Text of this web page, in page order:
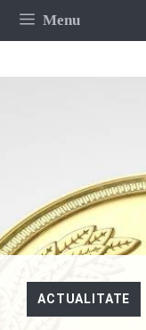
Sari
Menu
ACTUALITATE